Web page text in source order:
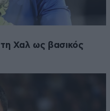
Χαλ ως βασικός